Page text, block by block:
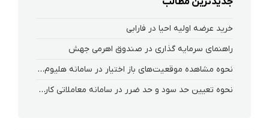
خرید عرضه اولیه احیا در فارابی
راهنمای سرمایه گذاری در صندوق اهرمی جهش
نحوه‌ مشاهده‌ موقعیت‌های باز اختیار در سامانه هلیوم و نکست
نحوه تعیین حد سود و حد ضرر در سامانه معاملاتی کارگزاری فارابی